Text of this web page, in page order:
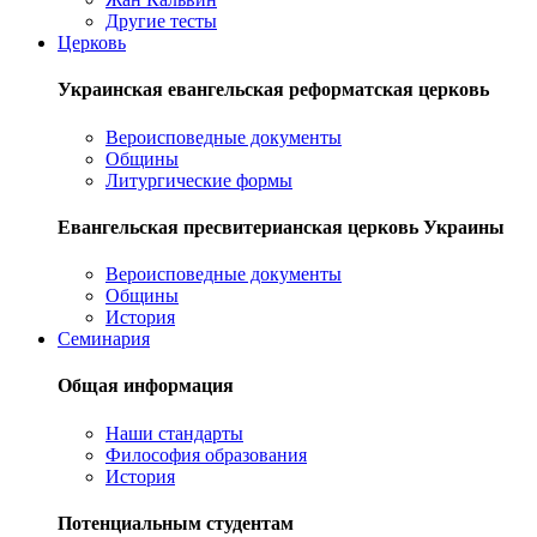
Другие тесты
Церковь
Украинская евангельская реформатская церковь
Вероисповедные документы
Общины
Литургические формы
Евангельская пресвитерианская церковь Украины
Вероисповедные документы
Общины
История
Семинария
Общая информация
Наши стандарты
Философия образования
История
Потенциальным студентам